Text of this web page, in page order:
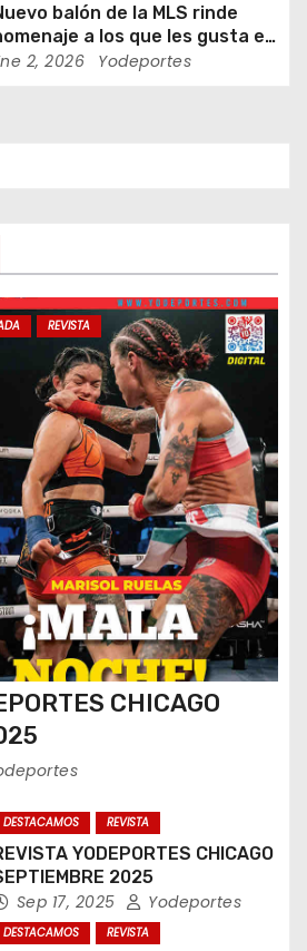
balón de la MLS rinde
a los que les gusta el
2, 2026 Yodeportes
REVISTA
CHICAGO
DESTACAMOS REVISTA
YODEPORTES CHICAGO
2025
Sep 17, 2025 Yodeportes
DESTACAMOS REVISTA